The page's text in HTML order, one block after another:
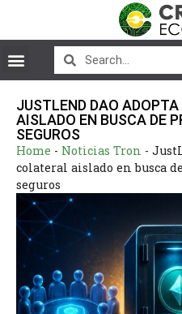
JUSTLEND DAO
AISLADO EN BUSCA DE
SEGUROS
Home - Noticias Tron -
colateral aislado en busca
seguros